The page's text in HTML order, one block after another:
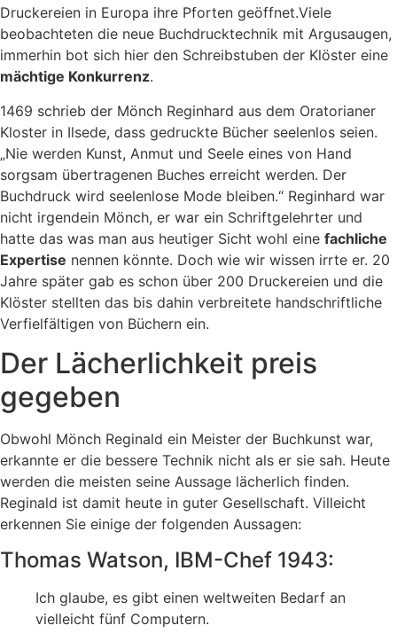
Druckereien in Europa ihre Pforten geöffnet.Viele
beobachteten die neue Buchdrucktechnik mit Argusaugen,
immerhin bot sich hier den Schreibstuben der Klöster eine
mächtige Konkurrenz.
1469 schrieb der Mönch Reginhard aus dem Oratorianer
Kloster in Ilsede, dass gedruckte Bücher seelenlos seien.
„Nie werden Kunst, Anmut und Seele eines von Hand
sorgsam übertragenen Buches erreicht werden. Der
Buchdruck wird seelenlose Mode bleiben.“ Reginhard war
nicht irgendein Mönch, er war ein Schriftgelehrter und
hatte das was man aus heutiger Sicht wohl eine fachliche
Expertise nennen könnte. Doch wie wir wissen irrte er. 20
Jahre später gab es schon über 200 Druckereien und die
Klöster stellten das bis dahin verbreitete handschriftliche
Verfielfältigen von Büchern ein.
Der Lächerlichkeit preis
gegeben
Obwohl Mönch Reginald ein Meister der Buchkunst war,
erkannte er die bessere Technik nicht als er sie sah. Heute
werden die meisten seine Aussage lächerlich finden.
Reginald ist damit heute in guter Gesellschaft. Villeicht
erkennen Sie einige der folgenden Aussagen:
Thomas Watson, IBM-Chef 1943:
Ich glaube, es gibt einen weltweiten Bedarf an
vielleicht fünf Computern.